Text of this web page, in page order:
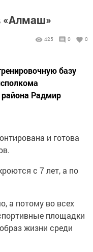
«Алмаш»
425 0 0
базу
Радмир
и готова
с 7 лет, а по
а потому во всех
площадки
жизни среди